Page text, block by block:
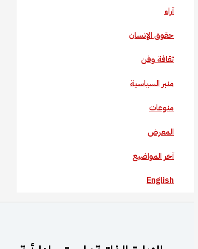
آراء
حقوق الإنسان
ثقافة وفن
منبر السياسية
منوعات
المعرض
آخر المواضيع
English